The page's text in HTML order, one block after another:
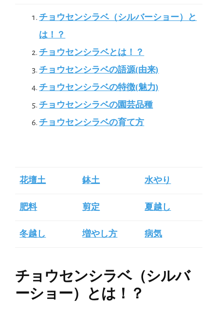
チョウセンシラベ（シルバーショー）と
は！？
チョウセンシラベとは！？
チョウセンシラベの語源(由来)
チョウセンシラベの特徴(魅力)
チョウセンシラベの園芸品種
チョウセンシラベの育て方
花壇土 鉢土 水やり
肥料 剪定 夏越し
冬越し 増やし方 病気
チョウセンシラベ（シルバ
ーショー）とは！？